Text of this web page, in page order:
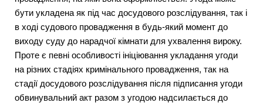
бути укладена як під час досудового розслідування, так і
в ході судового провадження в будь-який момент до
виходу суду до нарадчої кімнати для ухвалення вироку.
Проте є певні особливості ініціювання укладання угоди
на різних стадіях кримінального провадження, так на
стадії досудового розслідування після підписання угоди
обвинувальний акт разом з угодою надсилається до